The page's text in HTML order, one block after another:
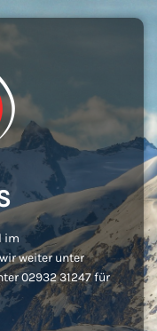
im
weiter unter
02932 31247 für